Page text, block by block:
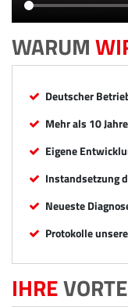
WARUM
Deutscher
Mehr als 10
Eigene
Instandsetzung
Neueste
Protokolle
IHRE